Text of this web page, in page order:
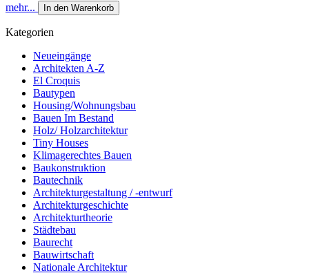
mehr... In den Warenkorb
Kategorien
Neueingänge
Architekten A-Z
El Croquis
Bautypen
Housing/Wohnungsbau
Bauen Im Bestand
Holz/ Holzarchitektur
Tiny Houses
Klimagerechtes Bauen
Baukonstruktion
Bautechnik
Architekturgestaltung / -entwurf
Architekturgeschichte
Architekturtheorie
Städtebau
Baurecht
Bauwirtschaft
Nationale Architektur